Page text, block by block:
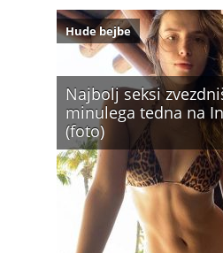
Najbolj seksi
minulega tedna na
(foto)
Hude bejbe